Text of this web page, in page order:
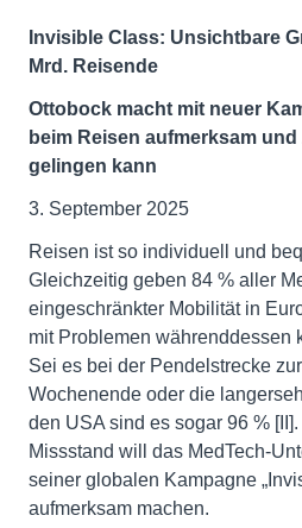
Invisible Class: Unsichtbare
Mrd. Reisende
Ottobock macht mit neuer
beim Reisen aufmerksam
gelingen kann
3. September 2025
Reisen ist so individuell und
Gleichzeitig geben 84 % aller
eingeschränkter Mobilität in
mit Problemen währenddessen
Sei es bei der Pendelstrecke
Wochenende oder die
den USA sind es sogar 96 %
Missstand will das MedTech-
seiner globalen Kampagne
aufmerksam machen.